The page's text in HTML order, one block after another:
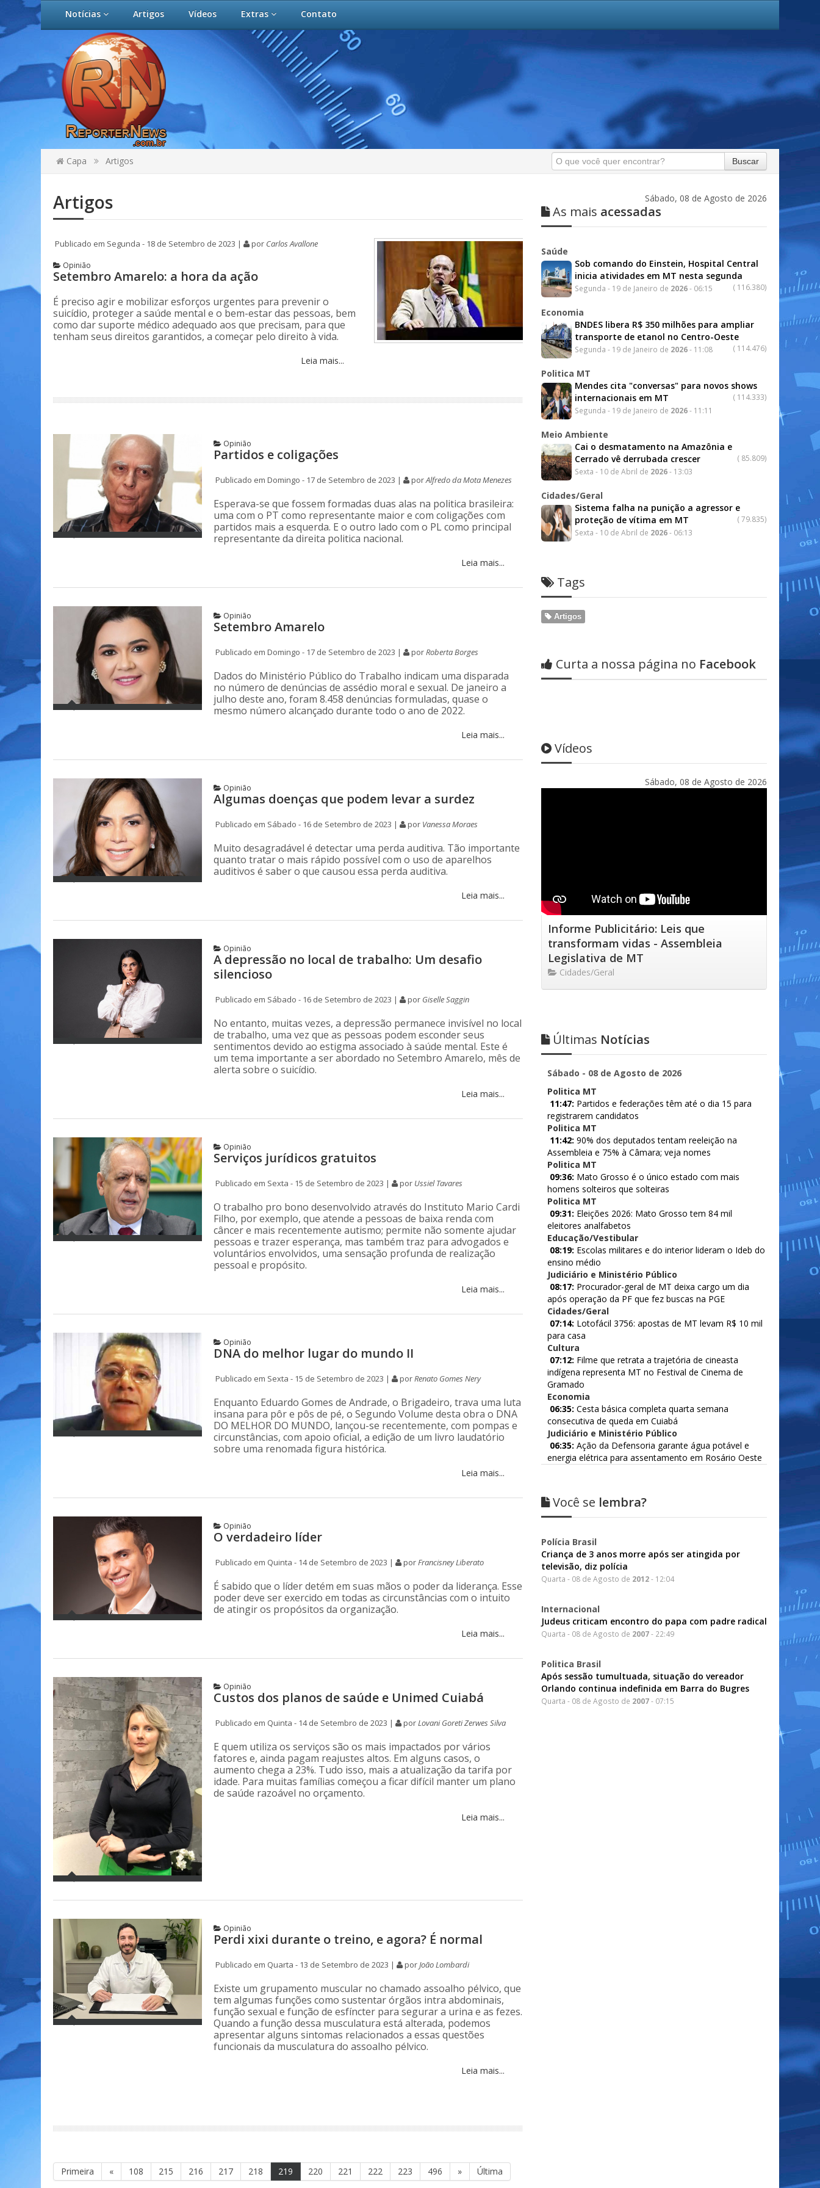
Notícias Artigos Vídeos Extras Contato
Capa Artigos Buscar
Artigos
Publicado em Segunda - 18 de Setembro de 2023 | por Carlos Avallone
Opinião
Setembro Amarelo: a hora da ação
É preciso agir e mobilizar esforços urgentes para prevenir o
suicídio, proteger a saúde mental e o bem-estar das pessoas, bem
como dar suporte médico adequado aos que precisam, para que
tenham seus direitos garantidos, a começar pelo direito à vida.
Leia mais...
Opinião
Partidos e coligações
Publicado em Domingo - 17 de Setembro de 2023 | porAlfredo da Mota Menezes
Esperava-se que fossem formadas duas alas na politica brasileira:
uma com o PT como representante maior e com coligações com
partidos mais a esquerda. E o outro lado com o PL como principal
representante da direita politica nacional.
Leia mais...
Opinião
Setembro Amarelo
Publicado em Domingo - 17 de Setembro de 2023 | porRoberta Borges
Dados do Ministério Público do Trabalho indicam uma disparada
no número de denúncias de assédio moral e sexual. De janeiro a
julho deste ano, foram 8.458 denúncias formuladas, quase o
mesmo número alcançado durante todo o ano de 2022.
Leia mais...
Opinião
Algumas doenças que podem levar a surdez
Publicado em Sábado - 16 de Setembro de 2023 | por Vanessa Moraes
Muito desagradável é detectar uma perda auditiva. Tão importante
quanto tratar o mais rápido possível com o uso de aparelhos
auditivos é saber o que causou essa perda auditiva.
Leia mais...
Opinião
A depressão no local de trabalho: Um desafio
silencioso
Publicado em Sábado - 16 de Setembro de 2023 | por Giselle Saggin
No entanto, muitas vezes, a depressão permanece invisível no local
de trabalho, uma vez que as pessoas podem esconder seus
sentimentos devido ao estigma associado à saúde mental. Este é
um tema importante a ser abordado no Setembro Amarelo, mês de
alerta sobre o suicídio.
Leia mais...
Opinião
Serviços jurídicos gratuitos
Publicado em Sexta - 15 de Setembro de 2023 | por Ussiel Tavares
O trabalho pro bono desenvolvido através do Instituto Mario Cardi
Filho, por exemplo, que atende a pessoas de baixa renda com
câncer e mais recentemente autismo; permite não somente ajudar
pessoas e trazer esperança, mas também traz para advogados e
voluntários envolvidos, uma sensação profunda de realização
pessoal e propósito.
Leia mais...
Opinião
DNA do melhor lugar do mundo II
Publicado em Sexta - 15 de Setembro de 2023 | porRenato Gomes Nery
Enquanto Eduardo Gomes de Andrade, o Brigadeiro, trava uma luta
insana para pôr e pôs de pé, o Segundo Volume desta obra o DNA
DO MELHOR DO MUNDO, lançou-se recentemente, com pompas e
circunstâncias, com apoio oficial, a edição de um livro laudatório
sobre uma renomada figura histórica.
Leia mais...
Opinião
O verdadeiro líder
Publicado em Quinta - 14 de Setembro de 2023 | porFrancisney Liberato
É sabido que o líder detém em suas mãos o poder da liderança. Esse
poder deve ser exercido em todas as circunstâncias com o intuito
de atingir os propósitos da organização.
Leia mais...
Opinião
Custos dos planos de saúde e Unimed Cuiabá
Publicado em Quinta - 14 de Setembro de 2023 | porLovani Goreti Zerwes Silva
E quem utiliza os serviços são os mais impactados por vários
fatores e, ainda pagam reajustes altos. Em alguns casos, o
aumento chega a 23%. Tudo isso, mais a atualização da tarifa por
idade. Para muitas famílias começou a ficar difícil manter um plano
de saúde razoável no orçamento.
Leia mais...
Opinião
Perdi xixi durante o treino, e agora? É normal
Publicado em Quarta - 13 de Setembro de 2023 | porJoão Lombardi
Existe um grupamento muscular no chamado assoalho pélvico, que
tem algumas funções como sustentar órgãos intra abdominais,
função sexual e função de esfíncter para segurar a urina e as fezes.
Quando a função dessa musculatura está alterada, podemos
apresentar alguns sintomas relacionados a essas questões
funcionais da musculatura do assoalho pélvico.
Leia mais...
Primeira « 108 215 216 217 218 219 220 221 222 223 496 »
Última
Sábado, 08 de Agosto de 2026
As mais acessadas
Saúde
Sob comando do Einstein, Hospital Central
inicia atividades em MT nesta segunda
( 116.380)
Segunda - 19 de Janeiro de 2026- 06:15
Economia
BNDES libera R$ 350 milhões para ampliar
transporte de etanol no Centro-Oeste
( 114.476)
Segunda - 19 de Janeiro de 2026- 11:08
Politica MT
Mendes cita "conversas" para novos shows
internacionais em MT
( 114.333)
Segunda - 19 de Janeiro de 2026- 11:11
Meio Ambiente
Cai o desmatamento na Amazônia e
Cerrado vê derrubada crescer
( 85.809)
Sexta - 10 de Abril de 2026- 13:03
Cidades/Geral
Sistema falha na punição a agressor e
proteção de vítima em MT
(79.835)
Sexta - 10 de Abril de 2026- 06:13
Tags
Artigos
Curta a nossa página no Facebook
Vídeos
Sábado, 08 de Agosto de 2026
Informe Publicitário: Leis que
transformam vidas - Assembleia
Legislativa de MT
Cidades/Geral
Últimas Notícias
Sábado - 08 de Agosto de 2026
Politica MT
11:47: Partidos e federações têm até o dia 15 para
registrarem candidatos
Politica MT
11:42: 90% dos deputados tentam reeleição na
Assembleia e 75% à Câmara; veja nomes
Politica MT
09:36: Mato Grosso é o único estado com mais
homens solteiros que solteiras
Politica MT
09:31: Eleições 2026: Mato Grosso tem 84 mil
eleitores analfabetos
Educação/Vestibular
08:19: Escolas militares e do interior lideram o Ideb do
ensino médio
Judiciário e Ministério Público
08:17: Procurador-geral de MT deixa cargo um dia
após operação da PF que fez buscas na PGE
Cidades/Geral
07:14: Lotofácil 3756: apostas de MT levam R$ 10 mil
para casa
Cultura
07:12: Filme que retrata a trajetória de cineasta
indígena representa MT no Festival de Cinema de
Gramado
Economia
06:35: Cesta básica completa quarta semana
consecutiva de queda em Cuiabá
Judiciário e Ministério Público
06:35: Ação da Defensoria garante água potável e
energia elétrica para assentamento em Rosário Oeste
Você se lembra?
Polícia Brasil
Criança de 3 anos morre após ser atingida por
televisão, diz polícia
Quarta - 08 de Agosto de 2012- 12:04
Internacional
Judeus criticam encontro do papa com padre radical
Quarta - 08 de Agosto de 2007- 22:49
Politica Brasil
Após sessão tumultuada, situação do vereador
Orlando continua indefinida em Barra do Bugres
Quarta - 08 de Agosto de 2007- 07:15